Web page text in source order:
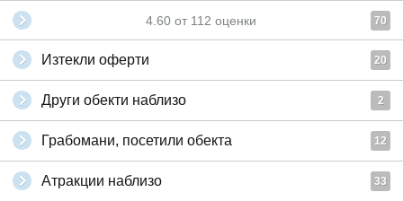
4.60 от 112 оценки 70
Изтекли оферти 20
Други обекти наблизо 2
Грабомани, посетили обекта 12
Атракции наблизо 33